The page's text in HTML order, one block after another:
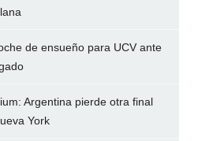
de ensueño para UCV ante
Argentina pierde otra final
York